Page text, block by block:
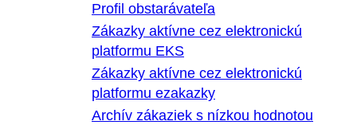
Profil obstarávateľa
Zákazky aktívne cez elektronickú
platformu EKS
Zákazky aktívne cez elektronickú
platformu ezakazky
Archív zákaziek s nízkou hodnotou